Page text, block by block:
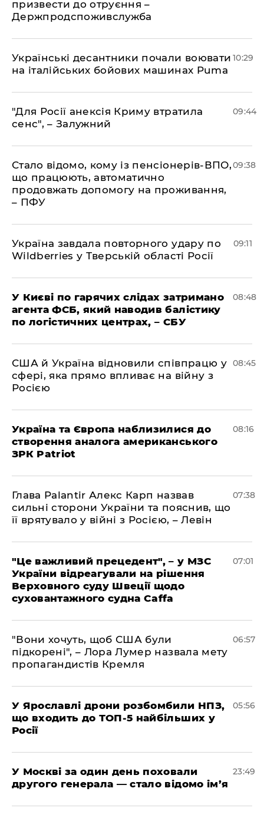
призвести до отруєння –
Держпродспоживслужба
Українські десантники почали воювати
на італійських бойових машинах Puma
10:29
"Для Росії анексія Криму втратила
сенс", – Залужний
09:44
Стало відомо, кому із пенсіонерів-ВПО,
що працюють, автоматично
продовжать допомогу на проживання,
– ПФУ
09:38
Україна завдала повторного удару по
Wildberries у Тверській області Росії
09:11
У Києві по гарячих слідах затримано
агента ФСБ, який наводив балістику
по логістичних центрах, – СБУ
08:48
США й Україна відновили співпрацю у
сфері, яка прямо впливає на війну з
Росією
08:45
Україна та Європа наблизилися до
створення аналога американського
ЗРК Patriot
08:16
Глава Palantir Алекс Карп назвав
сильні сторони України та пояснив, що
її врятувало у війні з Росією, – Левін
07:38
"Це важливий прецедент", – у МЗС
України відреагували на рішення
Верховного суду Швеції щодо
суховантажного судна Caffa
07:01
"Вони хочуть, щоб США були
підкорені", – Лора Лумер назвала мету
пропагандистів Кремля
06:57
У Ярославлі дрони розбомбили НПЗ,
що входить до ТОП-5 найбільших у
Росії
05:56
​У Москві за один день поховали
другого генерала — стало відомо ім’я
23:49